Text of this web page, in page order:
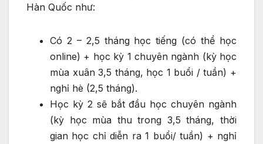
Hàn Quốc như:
Có 2 – 2,5 tháng học tiếng (có thể học
online) + học kỳ 1 chuyên ngành (kỳ học
mùa xuân 3,5 tháng, học 1 buổi / tuần) +
nghỉ hè (2,5 tháng).
Học kỳ 2 sẽ bắt đầu học chuyên ngành
(kỳ học mùa thu trong 3,5 tháng, thời
gian học chỉ diễn ra 1 buổi/ tuần) + nghỉ